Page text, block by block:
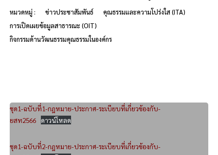
หมวดหมู่ : ข่าวประชาสัมพันธ์
คุณธรรมและความโปร่งใส (ITA)
การเปิดเผยข้อมูลสาธารณะ (OIT)
กิจกรรมด้านวัฒนธรรมคุณธรรมในองค์กร
ชุด1-ฉบับที่1-กฎหมาย-ประกาศ-ระเบียบที่เกี่ยวข้องกับ-
ยสท2566
ดาวน์โหลด
ชุด1-ฉบับที่2-กฎหมาย-ประกาศ-ระเบียบที่เกี่ยวข้องกับ-